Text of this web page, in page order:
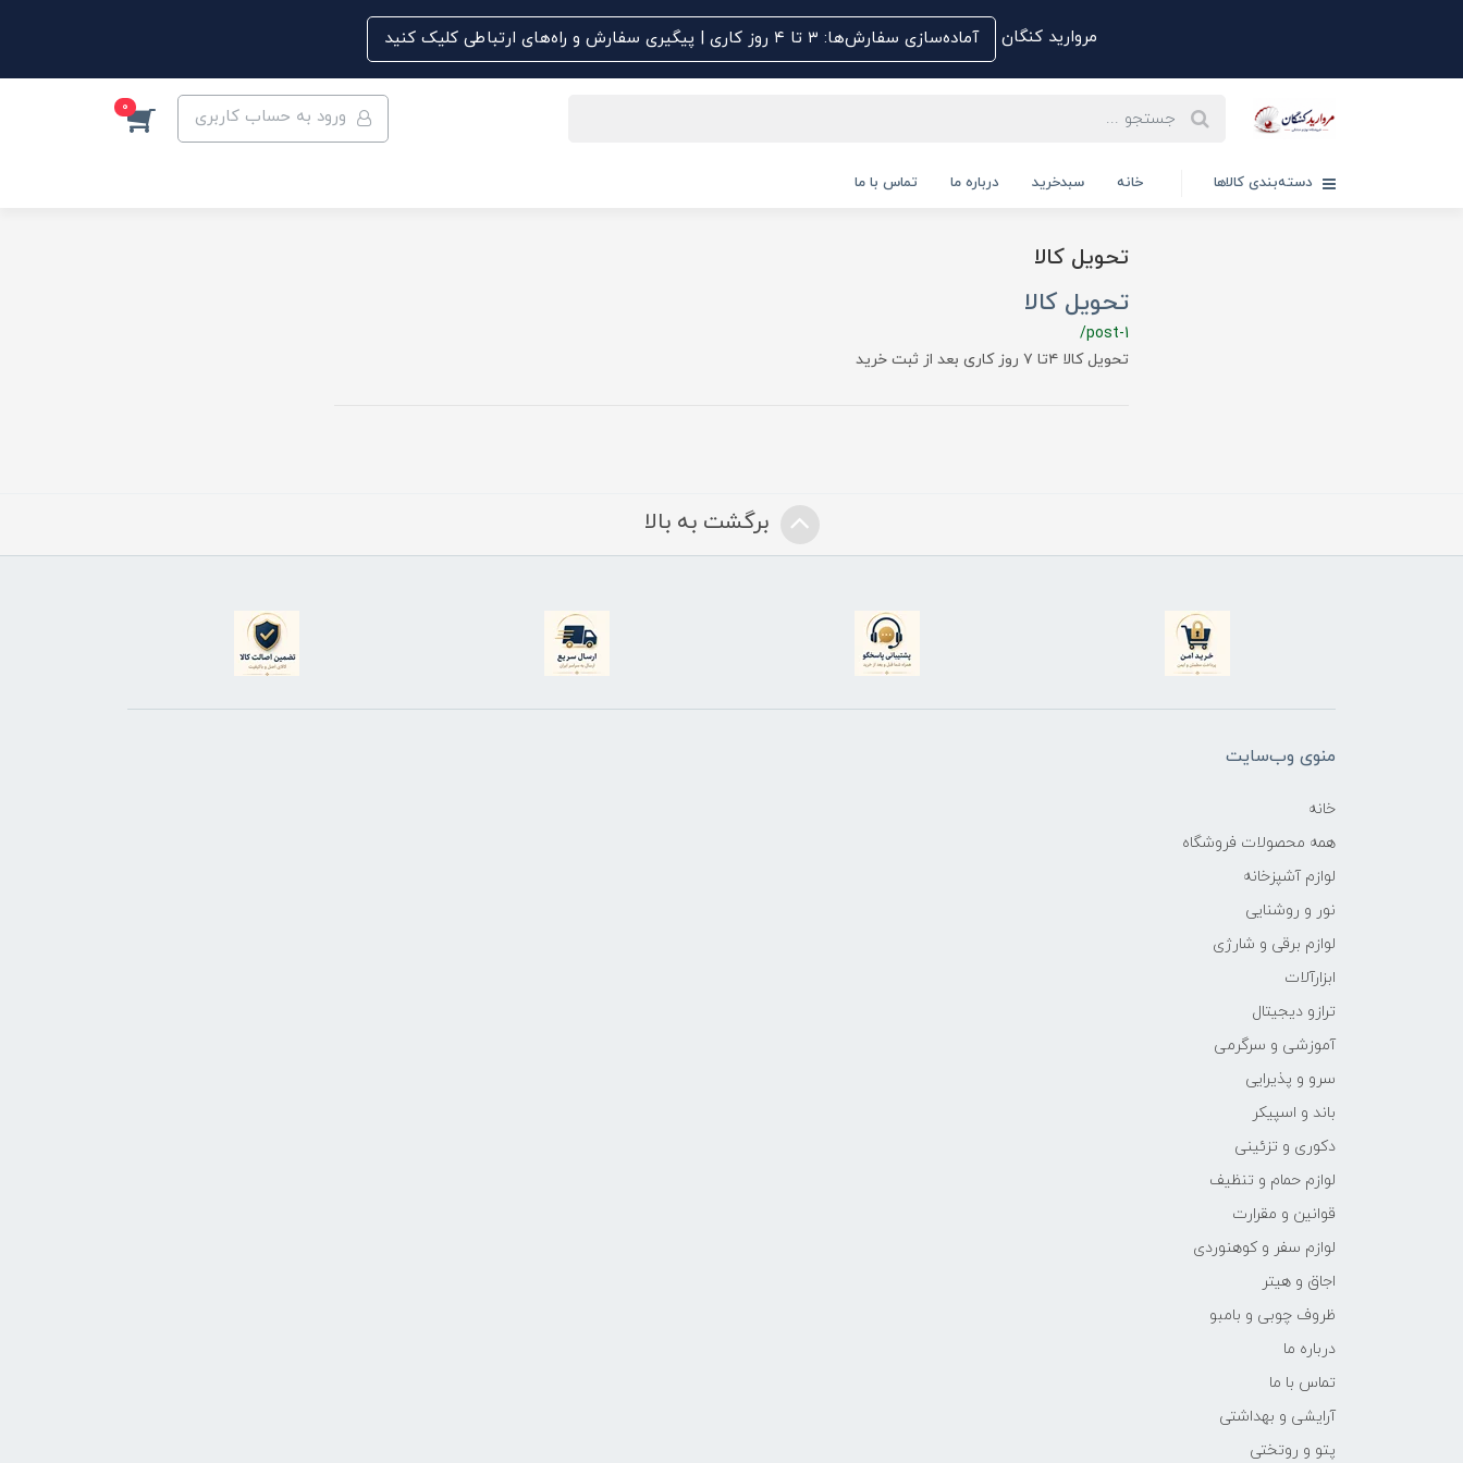
مروارید کنگان آماده‌سازی سفارش‌ها: ۳ تا ۴ روز کاری | پیگیری سفارش و راه‌های ارتباطی کلیک کنید
ورود به حساب کاربری 0
دسته‌بندی کالاها خانه سبدخرید درباره ما تماس با ما
تحویل کالا
تحویل کالا
/post-1
تحویل کالا ۴تا ۷ روز کاری بعد از ثبت خرید
برگشت به بالا
منوی وب‌سایت
خانه
همه محصولات فروشگاه
لوازم آشپزخانه
نور و روشنایی
لوازم برقی و شارژی
ابزارآلات
ترازو دیجیتال
آموزشی و سرگرمی
سرو و پذیرایی
باند و اسپیکر
دکوری و تزئینی
لوازم حمام و تنظیف
قوانین و مقرارت
لوازم سفر و کوهنوردی
اجاق و هیتر
ظروف چوبی و بامبو
درباره ما
تماس با ما
آرایشی و بهداشتی
پتو و روتختی